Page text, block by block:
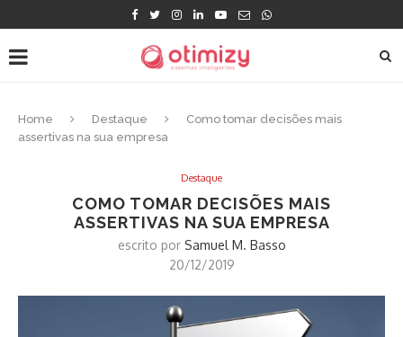
Home Destaque
Como tomar decisões mais
assertivas na sua empresa
Destaque
COMO TOMAR DECISÕES MAIS
ASSERTIVAS NA SUA EMPRESA
escrito por Samuel M. Basso
20/12/2019